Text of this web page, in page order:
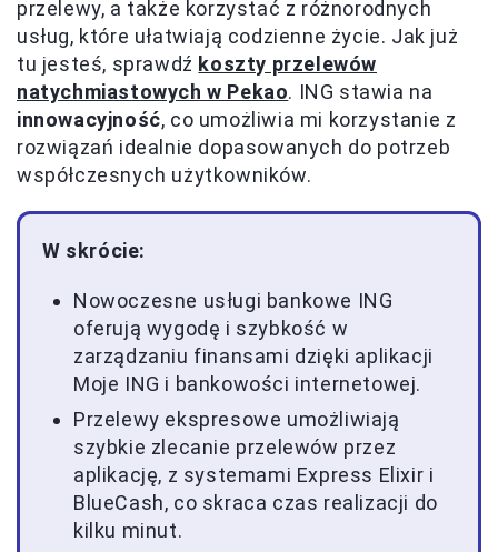
przelewy, a także korzystać z różnorodnych
usług, które ułatwiają codzienne życie. Jak już
tu jesteś, sprawdź koszty przelewów
natychmiastowych w Pekao. ING stawia na
innowacyjność, co umożliwia mi korzystanie z
rozwiązań idealnie dopasowanych do potrzeb
współczesnych użytkowników.
W skrócie:
Nowoczesne usługi bankowe ING
oferują wygodę i szybkość w
zarządzaniu finansami dzięki aplikacji
Moje ING i bankowości internetowej.
Przelewy ekspresowe umożliwiają
szybkie zlecanie przelewów przez
aplikację, z systemami Express Elixir i
BlueCash, co skraca czas realizacji do
kilku minut.